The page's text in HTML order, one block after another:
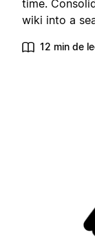
time.
wiki into a
12 min de